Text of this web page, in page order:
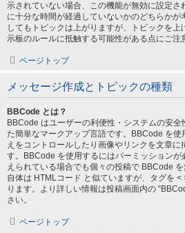
示されていない場合、この機能が無効に設定さ
に十分な時間が経過していないかのどちらか
してもトピックは上がりますが、トピックを
示板のルールに抵触する可能性がある点にご注
ページトップ
メッセージ作成とトピックの種類
BBCode とは？
BBCode はユーザーの利便性・システムの安
た簡単なマークアップ言語です。BBCode を
えをコントロールしたり画像やリンクを文章に
す。BBCode を使用するにはパーミッション
えられている場合でも個々の投稿で BBCode
自体は HTMLコード と似ていますが、タグを <
ります。より詳しい情報は投稿画面内の
さい。
ページトップ